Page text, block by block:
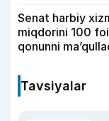
Senat harbiy
miqdorini 100
qonunni
Tavsiyalar